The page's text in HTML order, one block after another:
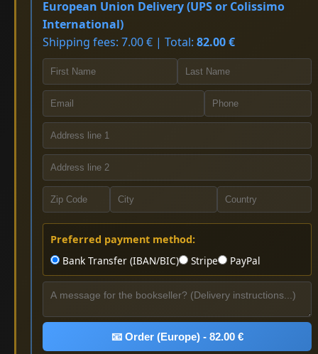
European Union Delivery (UPS or Colissimo
International)
Shipping fees: 7.00 € | Total: 82.00 €
Preferred payment method:
Bank Transfer (IBAN/BIC)
Stripe PayPal
📧 Order (Europe) - 82.00 €